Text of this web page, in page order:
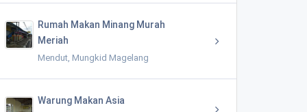
Rumah Makan Minang Murah
Meriah
Mendut, Mungkid Magelang
Warung Makan Asia